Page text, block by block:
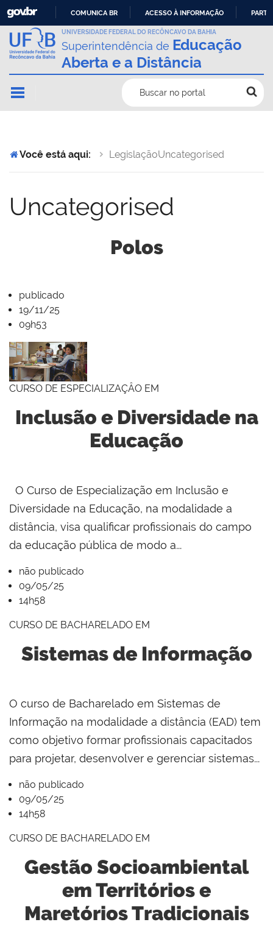
IR
PARA
O
CONTEÚDO
COMUNICA BR ACESSO À INFORMAÇÃO
UNIVERSIDADE FEDERAL DO RECÔNCAVO DA BAHIA
Superintendência de Educação
Aberta e a Distância
Buscar no portal
Você está aqui: LegislaçãoUncategorised
Uncategorised
Polos
publicado
19/11/25
09h53
CURSO DE ESPECIALIZAÇÂO EM
Inclusão e Diversidade na
Educação
O Curso de Especialização em Inclusão e
Diversidade na Educação, na modalidade a
distância, visa qualificar profissionais do campo
da educação pública de modo a...
não publicado
09/05/25
14h58
CURSO DE BACHARELADO EM
Sistemas de Informação
O curso de Bacharelado em Sistemas de
Informação na modalidade a distância (EAD) tem
como objetivo formar profissionais capacitados
para projetar, desenvolver e gerenciar sistemas...
não publicado
09/05/25
14h58
CURSO DE BACHARELADO EM
Gestão Socioambiental
em Territórios e
Maretórios Tradicionais